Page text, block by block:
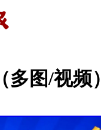
多图/视频